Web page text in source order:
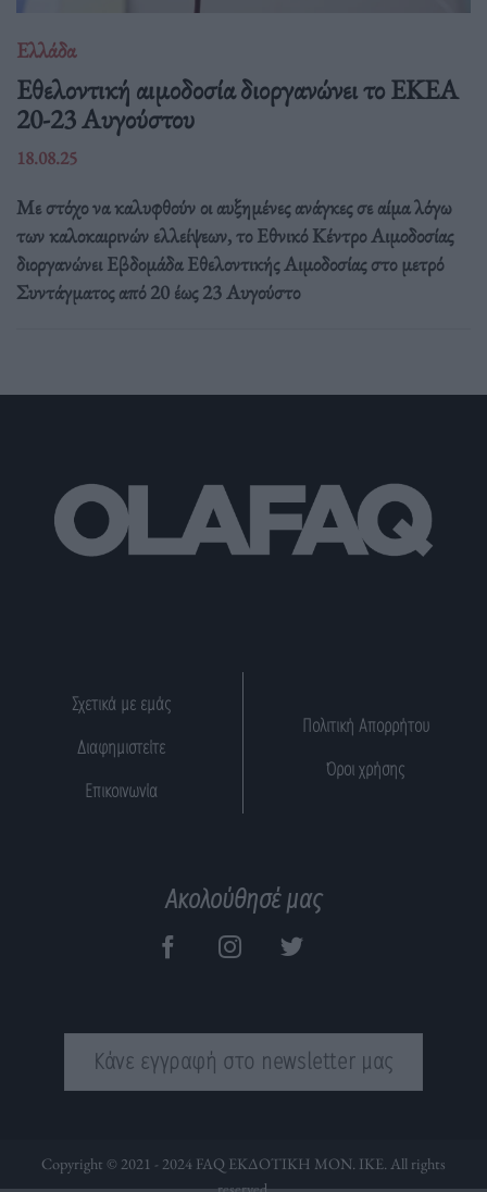
Ελλάδα
Eθελοντική αιμοδοσία διοργανώνει το ΕΚΕΑ
20-23 Αυγούστου
18.08.25
Με στόχο να καλυφθούν οι αυξημένες ανάγκες σε αίμα λόγω
των καλοκαιρινών ελλείψεων, το Εθνικό Κέντρο Αιμοδοσίας
διοργανώνει Εβδομάδα Εθελοντικής Αιμοδοσίας στο μετρό
Συντάγματος από 20 έως 23 Αυγούστο
Σχετικά με εμάς
Διαφημιστείτε
Επικοινωνία
Πολιτική Απορρήτου
Όροι χρήσης
Ακολούθησέ μας
Κάνε εγγραφή στο newsletter μας
Copyright © 2021 - 2024 FAQ ΕΚΔΟΤΙΚΗ ΜΟΝ. ΙΚΕ. All rights